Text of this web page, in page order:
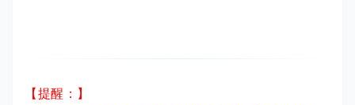
【提醒：】